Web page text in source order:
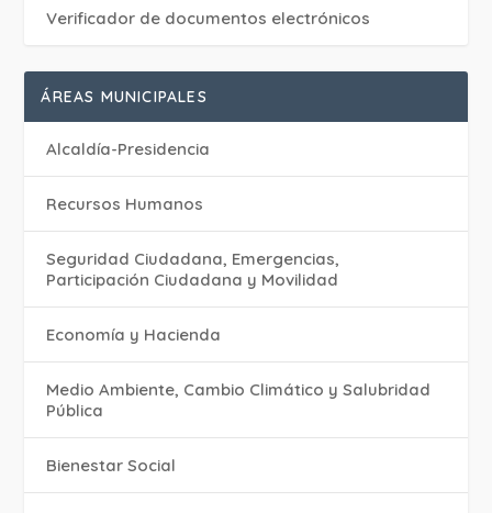
Verificador de documentos electrónicos
ÁREAS MUNICIPALES
Alcaldía-Presidencia
Recursos Humanos
Seguridad Ciudadana, Emergencias,
Participación Ciudadana y Movilidad
Economía y Hacienda
Medio Ambiente, Cambio Climático y Salubridad
Pública
Bienestar Social